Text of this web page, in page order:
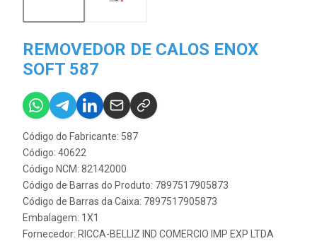
REMOVEDOR DE CALOS ENOX
SOFT 587
Código do Fabricante: 587
Código: 40622
Código NCM: 82142000
Código de Barras do Produto: 7897517905873
Código de Barras da Caixa: 7897517905873
Embalagem: 1X1
Fornecedor: RICCA-BELLIZ IND COMERCIO IMP EXP LTDA